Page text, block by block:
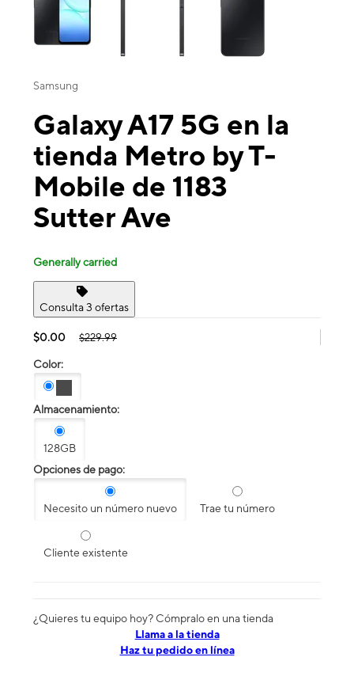
Samsung
Galaxy A17 5G en la
tienda Metro by T-
Mobile de 1183
Sutter Ave
Generally carried
Consulta 3 ofertas
$0.00 $229.99
Color:
Almacenamiento:
128GB
Opciones de pago:
Necesito un número nuevo Trae tu número
Cliente existente
¿Quieres tu equipo hoy? Cómpralo en una tienda
​​​​​​​Llama a la tienda
Haz tu pedido en línea